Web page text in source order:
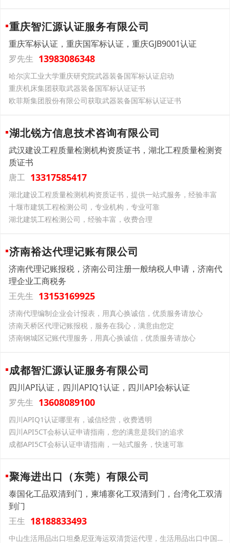
重庆智汇源认证服务有限公司
重庆军标认证，重庆国军标认证，重庆GJB9001认证
罗先生 13983086348
哈尔滨工业大学重庆研究院武器装备国军标认证启动
重庆机床集团获取武器装备国军标认证证书
欧菲斯集团股份有限公司获取武器装备国军标认证证书
湖北锐方信息技术咨询有限公司
武汉建设工程质量检测机构资质证书，湖北工程质量检测资
质证书
唐工 13317585417
湖北建设工程质量检测机构资质证书，提供一站式服务，经验丰富
十堰市建筑工程检测公司，专业机构，专业可靠
湖北建筑工程检测公司，经验丰富，收费合理
济南裕达代理记账有限公司
济南代理记账报税，济南公司注册一般纳税人申请，济南代
理企业工商税务
王先生 13153169925
济南代理编制企业会计报表，用真心换诚信，优质服务请放心
济南天桥区代理记账报税，服务在我心，满意由您定
济南钢城区记账代理服务，用真心换诚信，优质服务请放心
成都智汇源认证服务有限公司
四川API认证，四川APIQ1认证，四川API会标认证
罗先生 13608089100
四川APIQ1认证哪里有，诚信经营，收费透明
四川API5CT会标认证申请指南，您的满意是我们的追求
成都API5CT会标认证申请指南，一站式服务，快速可靠
聚海进出口（东莞）有限公司
泰国化工品双清到门，柬埔寨化工双清到门，台湾化工双清
到门
王生 18188833493
中山生活用品出口坦桑尼亚海运双清货运代理，生活用品出口中国台湾双清货运代理